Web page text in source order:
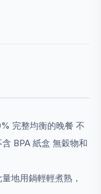
完整均衡的晚餐 不
BPA 紙盒 無穀物和
地用鍋輕輕煮熟，